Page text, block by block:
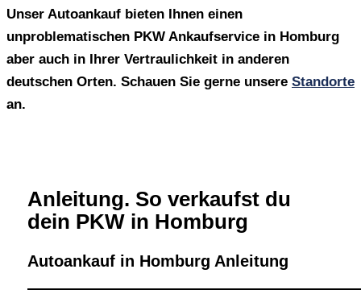
Unser Autoankauf bieten Ihnen einen
unproblematischen PKW Ankaufservice in Homburg
aber auch in Ihrer Vertraulichkeit in anderen
deutschen Orten. Schauen Sie gerne unsere Standorte
an.
Anleitung. So verkaufst du
dein PKW in Homburg
Autoankauf in Homburg Anleitung